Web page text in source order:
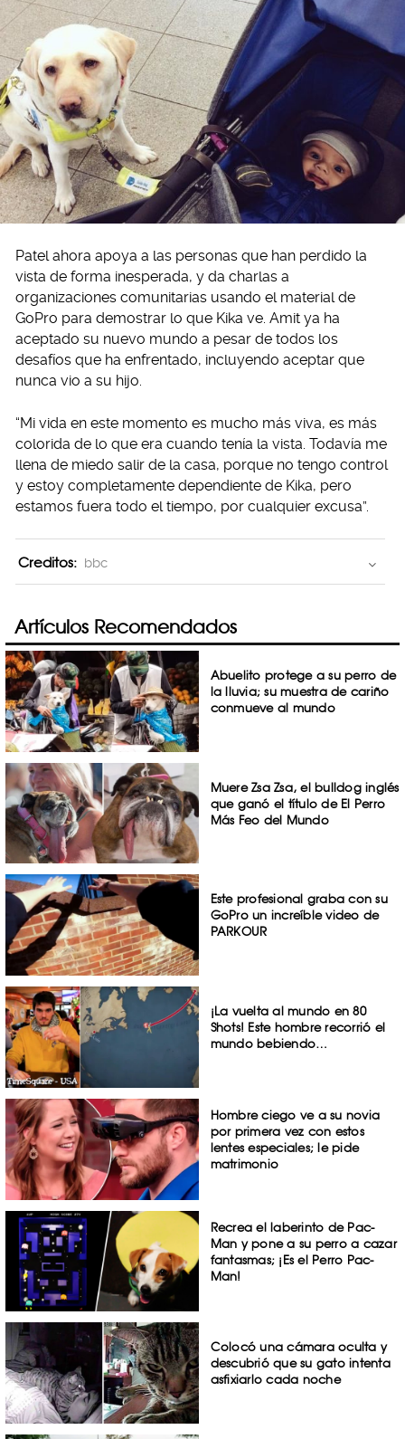
Patel ahora apoya a las personas que han perdido la
vista de forma inesperada, y da charlas a
organizaciones comunitarias usando el material de
GoPro para demostrar lo que Kika ve. Amit ya ha
aceptado su nuevo mundo a pesar de todos los
desafíos que ha enfrentado, incluyendo aceptar que
nunca vio a su hijo.
“Mi vida en este momento es mucho más viva, es más
colorida de lo que era cuando tenía la vista. Todavía me
llena de miedo salir de la casa, porque no tengo control
y estoy completamente dependiente de Kika, pero
estamos fuera todo el tiempo, por cualquier excusa”.
Creditos: bbc
Artículos Recomendados
Abuelito protege a su perro de
la lluvia; su muestra de cariño
conmueve al mundo
Muere Zsa Zsa, el bulldog inglés
que ganó el título de El Perro
Más Feo del Mundo
Este profesional graba con su
GoPro un increíble video de
PARKOUR
¡La vuelta al mundo en 80
Shots! Este hombre recorrió el
mundo bebiendo…
Hombre ciego ve a su novia
por primera vez con estos
lentes especiales; le pide
matrimonio
Recrea el laberinto de Pac-
Man y pone a su perro a cazar
fantasmas; ¡Es el Perro Pac-
Man!
Colocó una cámara oculta y
descubrió que su gato intenta
asfixiarlo cada noche